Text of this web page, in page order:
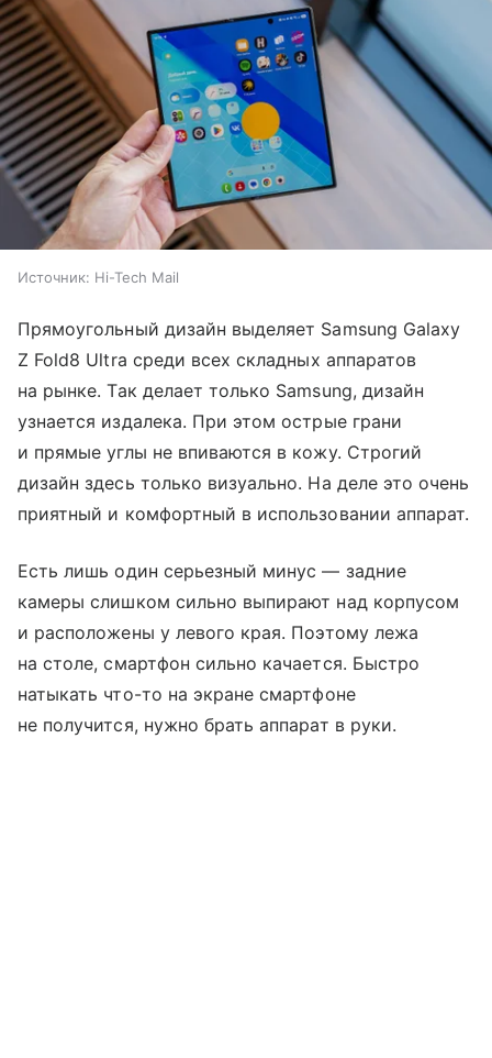
Источник: Hi-Tech Mail
Прямоугольный дизайн выделяет Samsung Galaxy
Z Fold8 Ultra среди всех складных аппаратов
на рынке. Так делает только Samsung, дизайн
узнается издалека. При этом острые грани
и прямые углы не впиваются в кожу. Строгий
дизайн здесь только визуально. На деле это очень
приятный и комфортный в использовании аппарат.
Есть лишь один серьезный минус — задние
камеры слишком сильно выпирают над корпусом
и расположены у левого края. Поэтому лежа
на столе, смартфон сильно качается. Быстро
натыкать что-то на экране смартфоне
не получится, нужно брать аппарат в руки.